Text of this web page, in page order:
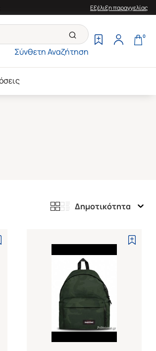
Εξέλιξη παραγγελίας
Σύνθετη Αναζήτηση
0
Δημοτικότητα